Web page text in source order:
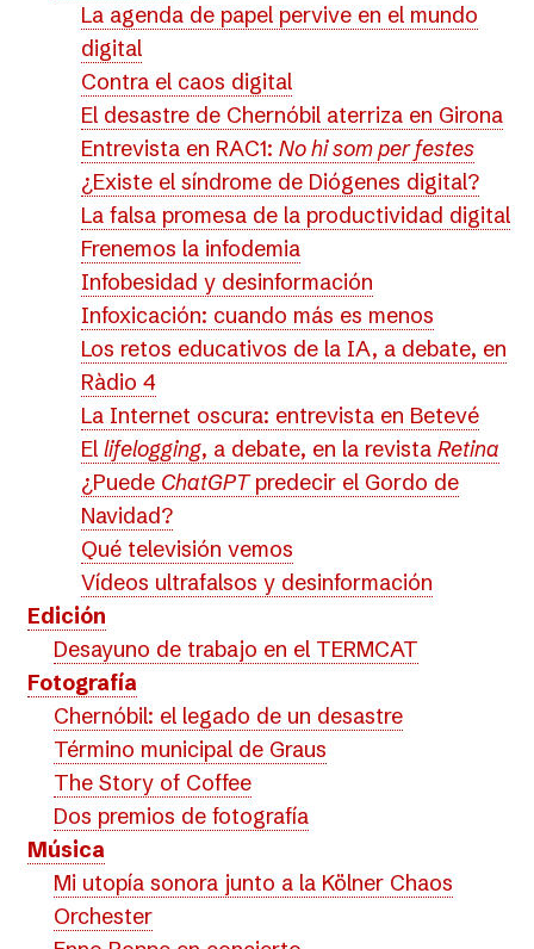
La agenda de papel pervive en el mundo
digital
Contra el caos digital
El desastre de Chernóbil aterriza en Girona
Entrevista en RAC1: No hi som per festes
¿Existe el síndrome de Diógenes digital?
La falsa promesa de la productividad digital
Frenemos la infodemia
Infobesidad y desinformación
Infoxicación: cuando más es menos
Los retos educativos de la IA, a debate, en
Ràdio 4
La Internet oscura: entrevista en Betevé
El lifelogging, a debate, en la revista Retina
¿Puede ChatGPTpredecir el Gordo de
Navidad?
Qué televisión vemos
Vídeos ultrafalsos y desinformación
Edición
Desayuno de trabajo en el TERMCAT
Fotografía
Chernóbil: el legado de un desastre
Término municipal de Graus
The Story of Coffee
Dos premios de fotografía
Música
Mi utopía sonora junto a la Kölner Chaos
Orchester